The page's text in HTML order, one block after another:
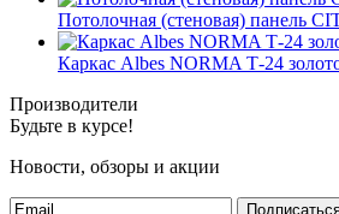
Потолочная (стеновая) панель
Каркас Albes NORMA Т-24
Производители
Будьте в курсе!
Новости, обзоры и акции